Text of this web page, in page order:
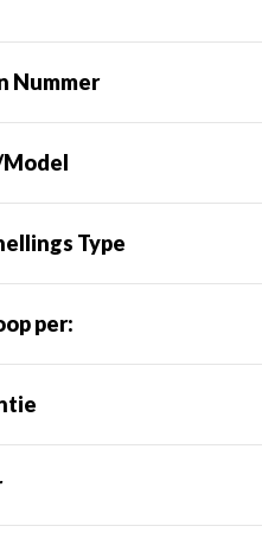
Nummer
Type
per: